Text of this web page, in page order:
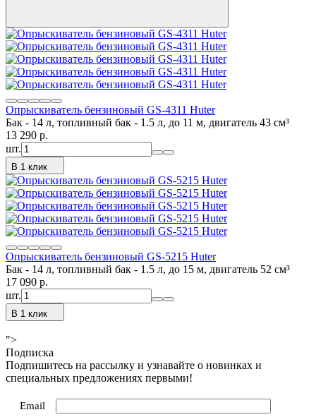
Опрыскиватель бензиновый GS-4311 Huter
Бак - 14 л, топливный бак - 1.5 л, до 11 м, двигатель 43 см³
13 290 p.
шт.
В 1 клик
Опрыскиватель бензиновый GS-5215 Huter
Бак - 14 л, топливный бак - 1.5 л, до 15 м, двигатель 52 см³
17 090 p.
шт.
В 1 клик
">
Подписка
Подпишитесь на рассылку и узнавайте о новинках и
специальных предложениях первыми!
Email